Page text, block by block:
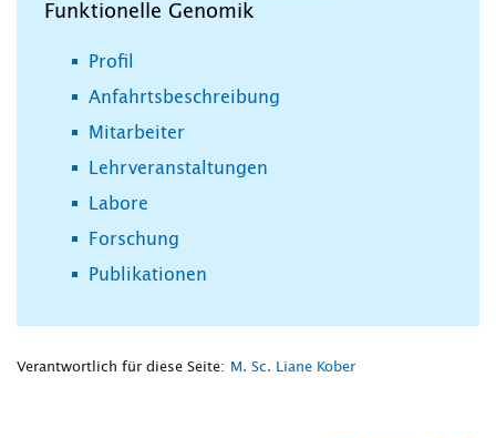
Funktionelle Genomik
Profil
Anfahrtsbeschreibung
Mitarbeiter
Lehrveranstaltungen
Labore
Forschung
Publikationen
Verantwortlich für diese Seite: M. Sc. Liane Kober